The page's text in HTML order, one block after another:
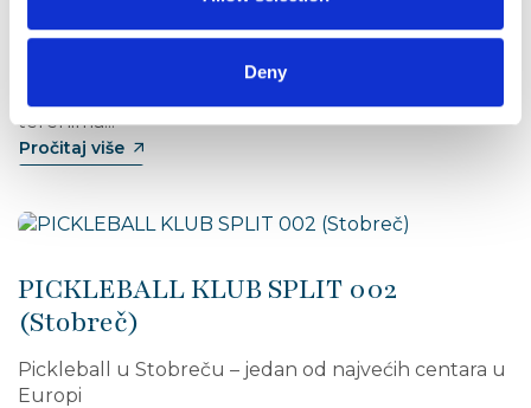
Deny
Stobreč i njegova neposredna okolica postali su
jedno od ključnih mjesta za igranje padela na
terenima...
Pročitaj više
PICKLEBALL KLUB SPLIT 002
(Stobreč)
Pickleball u Stobreču – jedan od najvećih centara u
Europi